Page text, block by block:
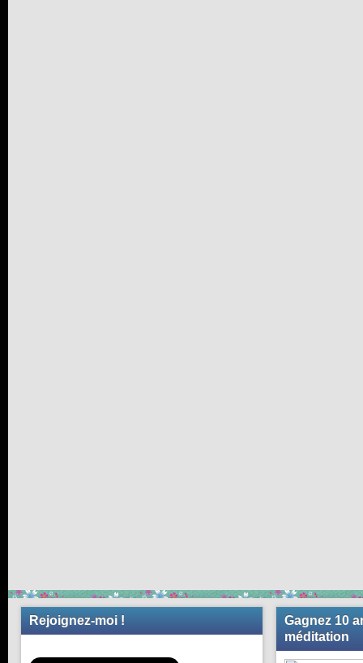
Rejoignez-moi !
Gagnez 10
méditation